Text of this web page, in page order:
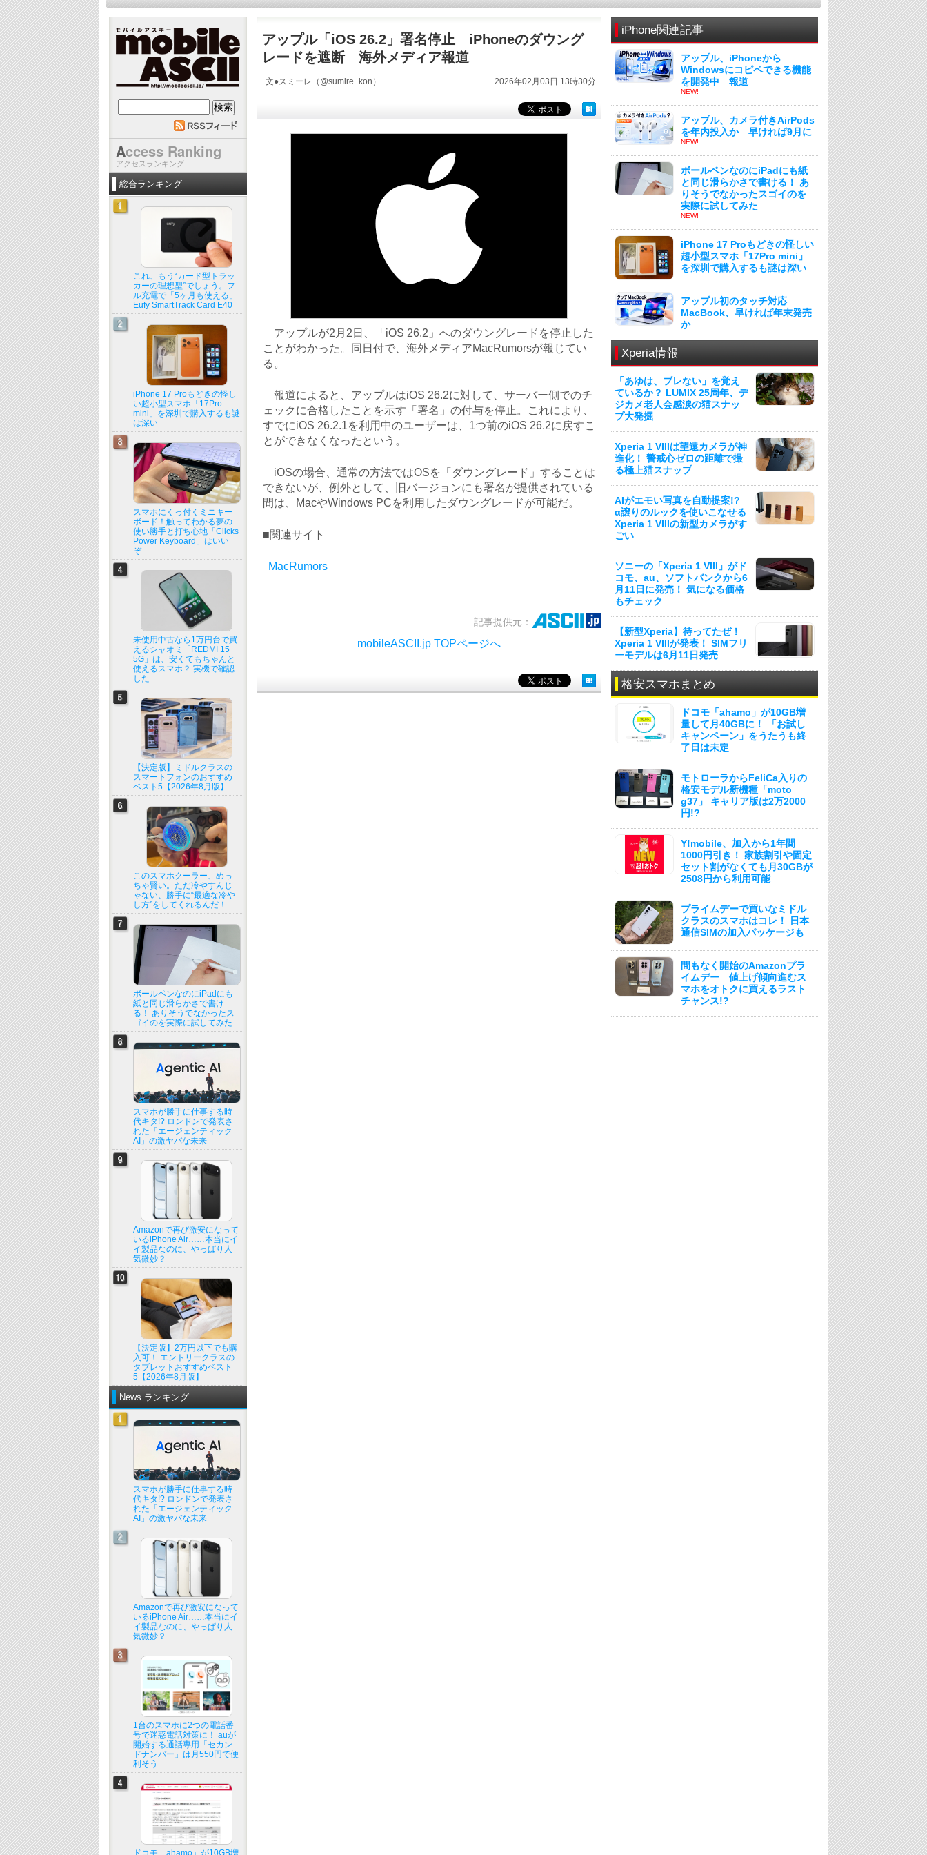
アップル「iOS 26.2」署名停止 iPhoneのダウング
レードを遮断 海外メディア報道
文●スミーレ（@sumire_kon） 2026年02月03日 13時30分
アップルが2月2日、「iOS 26.2」へのダウングレードを停止した
ことがわかった。同日付で、海外メディアMacRumorsが報じてい
る。
報道によると、アップルはiOS 26.2に対して、サーバー側でのチ
ェックに合格したことを示す「署名」の付与を停止。これにより、
すでにiOS 26.2.1を利用中のユーザーは、1つ前のiOS 26.2に戻すこ
とができなくなったという。
iOSの場合、通常の方法ではOSを「ダウングレード」することは
できないが、例外として、旧バージョンにも署名が提供されている
間は、MacやWindows PCを利用したダウングレードが可能だ。
■関連サイト
MacRumors
記事提供元：
mobileASCII.jp TOPページへ
iPhone関連記事
アップル、iPhoneから
Windowsにコピペできる機能
を開発中 報道
NEW!
アップル、カメラ付きAirPods
を年内投入か 早ければ9月に
NEW!
ボールペンなのにiPadにも紙
と同じ滑らかさで書ける！ あ
りそうでなかったスゴイのを
実際に試してみた
NEW!
iPhone 17 Proもどきの怪しい
超小型スマホ「17Pro mini」
を深圳で購入するも謎は深い
アップル初のタッチ対応
MacBook、早ければ年末発売
か
Xperia情報
「あゆは、ブレない」を覚え
ているか？ LUMIX 25周年、デ
ジカメ老人会感涙の猫スナッ
プ大発掘
Xperia 1 VIIIは望遠カメラが神
進化！ 警戒心ゼロの距離で撮
る極上猫スナップ
AIがエモい写真を自動提案!?
α譲りのルックを使いこなせる
Xperia 1 VIIIの新型カメラがす
ごい
ソニーの「Xperia 1 VIII」がド
コモ、au、ソフトバンクから6
月11日に発売！ 気になる価格
もチェック
【新型Xperia】待ってたぜ！
Xperia 1 VIIIが発表！ SIMフリ
ーモデルは6月11日発売
格安スマホまとめ
ドコモ「ahamo」が10GB増
量して月40GBに！ 「お試し
キャンペーン」をうたうも終
了日は未定
モトローラからFeliCa入りの
格安モデル新機種「moto
g37」 キャリア版は2万2000
円!?
Y!mobile、加入から1年間
1000円引き！ 家族割引や固定
セット割がなくても月30GBが
2508円から利用可能
プライムデーで買いなミドル
クラスのスマホはコレ！ 日本
通信SIMの加入パッケージも
間もなく開始のAmazonプラ
イムデー 値上げ傾向進むス
マホをオトクに買えるラスト
チャンス!?
mobile ASCII
Access Ranking
アクセスランキング
総合ランキング
これ、もう“カード型トラッ
カーの理想型”でしょう。フ
ル充電で「5ヶ月も使える」
Eufy SmartTrack Card E40
iPhone 17 Proもどきの怪し
い超小型スマホ「17Pro
mini」を深圳で購入するも謎
は深い
スマホにくっ付くミニキー
ボード！触ってわかる夢の
使い勝手と打ち心地「Clicks
Power Keyboard」はいい
ぞ
未使用中古なら1万円台で買
えるシャオミ「REDMI 15
5G」は、安くてもちゃんと
使えるスマホ？ 実機で確認
した
【決定版】ミドルクラスの
スマートフォンのおすすめ
ベスト5【2026年8月版】
このスマホクーラー、めっ
ちゃ賢い。ただ冷やすんじ
ゃない、勝手に“最適な冷や
し方”をしてくれるんだ！
ボールペンなのにiPadにも
紙と同じ滑らかさで書け
る！ ありそうでなかったス
ゴイのを実際に試してみた
スマホが勝手に仕事する時
代キタ!? ロンドンで発表さ
れた「エージェンティック
AI」の激ヤバな未来
Amazonで再び激安になって
いるiPhone Air……本当にイ
イ製品なのに、やっぱり人
気微妙？
【決定版】2万円以下でも購
入可！ エントリークラスの
タブレットおすすめベスト
5【2026年8月版】
News ランキング
スマホが勝手に仕事する時
代キタ!? ロンドンで発表さ
れた「エージェンティック
AI」の激ヤバな未来
Amazonで再び激安になって
いるiPhone Air……本当にイ
イ製品なのに、やっぱり人
気微妙？
1台のスマホに2つの電話番
号で迷惑電話対策に！ auが
開始する通話専用「セカン
ドナンバー」は月550円で便
利そう
ドコモ「ahamo」が10GB増